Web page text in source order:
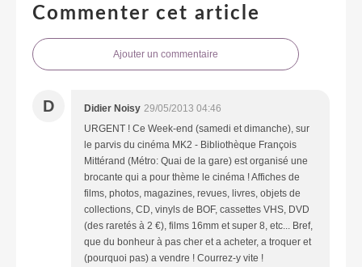
Commenter cet article
Ajouter un commentaire
D Didier Noisy 29/05/2013 04:46
URGENT ! Ce Week-end (samedi et dimanche), sur
le parvis du cinéma MK2 - Bibliothèque François
Mittérand (Métro: Quai de la gare) est organisé une
brocante qui a pour thème le cinéma ! Affiches de
films, photos, magazines, revues, livres, objets de
collections, CD, vinyls de BOF, cassettes VHS, DVD
(des raretés à 2 €), films 16mm et super 8, etc... Bref,
que du bonheur à pas cher et a acheter, a troquer et
(pourquoi pas) a vendre ! Courrez-y vite !